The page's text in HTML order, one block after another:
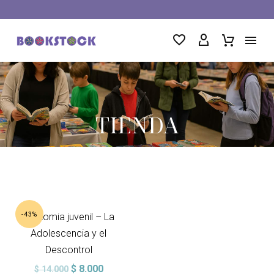
TIENDA
-43%
Anatomia juvenil – La
Adolescencia y el
Descontrol
$14.000 El
$8.000El